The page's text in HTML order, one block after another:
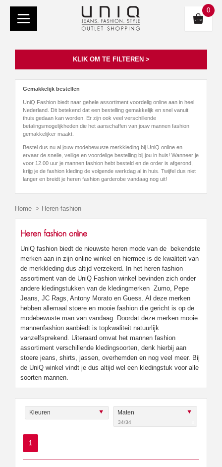
0
KLIK OM TE FILTEREN >
Gemakkelijk bestellen
UniQ Fashion biedt naar gehele assortiment voordelig online aan in heel
Nederland. Dit betekend dat een bestelling gemakkelijk en snel vanuit
thuis gedaan kan worden. Er zijn ook veel verschillende
betalingsmogelijkheden die het aanschaffen van jouw mannen fashion
gemakkelijker maakt.
Bestel dus nu al jouw modebewuste merkkleding bij UniQ online en
ervaar de snelle, veilige en voordelige bestelling bij jou in huis! Wanneer je
voor 12.00 uur je mannen fashion hebt besteld en de order is afgerond,
krijg je de fashion kleding de volgende werkdag al in huis. Twijfel dus niet
langer en breidt je heren fashion garderobe vandaag nog uit!
Home > Heren-fashion
Heren fashion online
UniQ fashion biedt de nieuwste heren mode van de bekendste
merken aan in zijn online winkel en hiermee is de kwaliteit van
de merkkleding dus altijd verzekerd. In het heren fashion
assortiment van de UniQ Fashion winkel bevinden zich onder
andere kledingstukken van de kledingmerken Zumo, Pepe
Jeans, JC Rags, Antony Morato en Guess. Al deze merken
hebben allemaal stoere en mooie fashion die gericht is op de
modebewuste man van vandaag. Doordat deze merken mooie
mannenfashion aanbiedt is topkwaliteit natuurlijk
vanzelfsprekend. Uiteraard omvat het mannen fashion
assortiment verschillende kledingsoorten, denk hierbij aan
stoere jeans, shirts, jassen, overhemden en nog veel meer. Bij
de UniQ winkel vindt je dus altijd wel een kledingstuk voor alle
soorten mannen.
Kleuren Maten
34/34
1